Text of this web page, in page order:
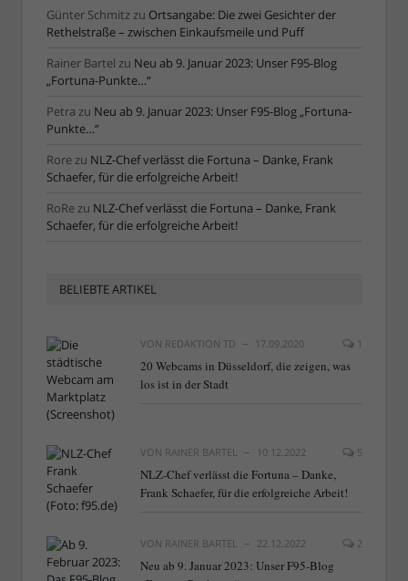
Günter Schmitzzu Ortsangabe: Die zwei Gesichter der
Rethelstraße – zwischen Einkaufsmeile und Puff
Rainer Bartel zu Neu ab 9. Januar 2023: Unser F95-Blog
„Fortuna-Punkte…“
Petra zu Neu ab 9. Januar 2023: Unser F95-Blog „Fortuna-
Punkte…“
Rorezu NLZ-Chef verlässt die Fortuna – Danke, Frank
Schaefer, für die erfolgreiche Arbeit!
RoRezu NLZ-Chef verlässt die Fortuna – Danke, Frank
Schaefer, für die erfolgreiche Arbeit!
BELIEBTE ARTIKEL
VON REDAKTION TD 17.09.2020 1
20 Webcams in Düsseldorf, die zeigen, was
los ist in der Stadt
VON RAINER BARTEL 10.12.2022 5
NLZ-Chef verlässt die Fortuna – Danke,
Frank Schaefer, für die erfolgreiche Arbeit!
VON RAINER BARTEL 22.12.2022 2
Neu ab 9. Januar 2023: Unser F95-Blog